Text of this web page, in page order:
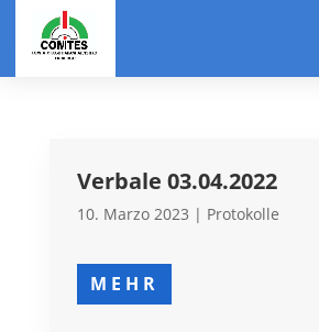
Verbale 03.04.2022
10. Marzo 2023 | Protokolle
MEHR